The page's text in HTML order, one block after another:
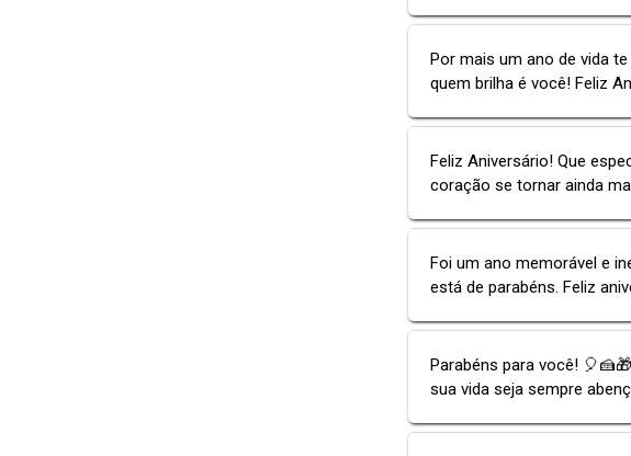
Por mais um ano de vida
quem brilha é você! Feliz
Feliz Aniversário! Que
coração se tornar ainda
Foi um ano memorável e
está de parabéns. Feliz
Parabéns para você!
sua vida seja sempre